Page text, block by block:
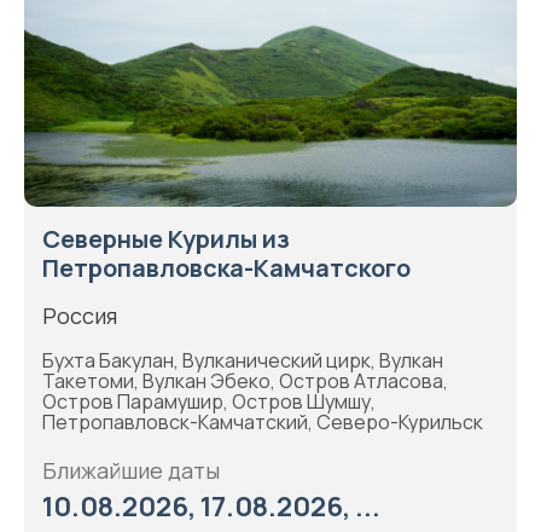
Северные Курилы из
Петропавловска-Камчатского
Россия
Бухта Бакулан, Вулканический цирк, Вулкан
Такетоми, Вулкан Эбеко, Остров Атласова,
Остров Парамушир, Остров Шумшу,
Петропавловск-Камчатский, Северо-Курильск
Ближайшие даты
10.08.2026, 17.08.2026, ...